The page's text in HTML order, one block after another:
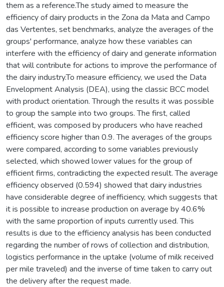
them as a reference.The study aimed to measure the
efficiency of dairy products in the Zona da Mata and Campo
das Vertentes, set benchmarks, analyze the averages of the
groups' performance, analyze how these variables can
interfere with the efficiency of dairy and generate information
that will contribute for actions to improve the performance of
the dairy industry.To measure efficiency, we used the Data
Envelopment Analysis (DEA), using the classic BCC model
with product orientation. Through the results it was possible
to group the sample into two groups. The first, called
efficient, was composed by producers who have reached
efficiency score higher than 0.9. The averages of the groups
were compared, according to some variables previously
selected, which showed lower values for the group of
efficient firms, contradicting the expected result. The average
efficiency observed (0.594) showed that dairy industries
have considerable degree of inefficiency, which suggests that
it is possible to increase production on average by 40.6%
with the same proportion of inputs currently used. This
results is due to the efficiency analysis has been conducted
regarding the number of rows of collection and distribution,
logistics performance in the uptake (volume of milk received
per mile traveled) and the inverse of time taken to carry out
the delivery after the request made.